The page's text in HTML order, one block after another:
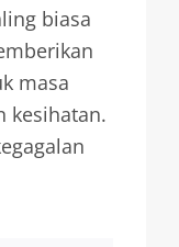
biasa
masa
kesihatan.